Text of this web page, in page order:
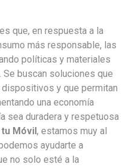
que, en respuesta a la
más responsable, las
políticas y materiales
buscan soluciones que
y que permitan
una economía
sea duradera y respetuosa
Móvil, estamos muy al
ayudarte a
no solo esté a la